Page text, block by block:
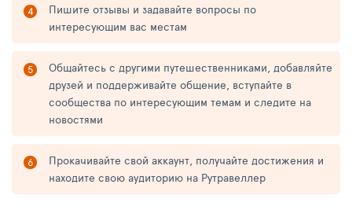
Пишите отзывы и задавайте вопросы по
интересующим вас местам
Общайтесь с другими путешественниками, добавляйте
друзей и поддерживайте общение, вступайте в
сообщества по интересующим темам и следите на
новостями
Прокачивайте свой аккаунт, получайте достижения и
находите свою аудиторию на Рутравеллер